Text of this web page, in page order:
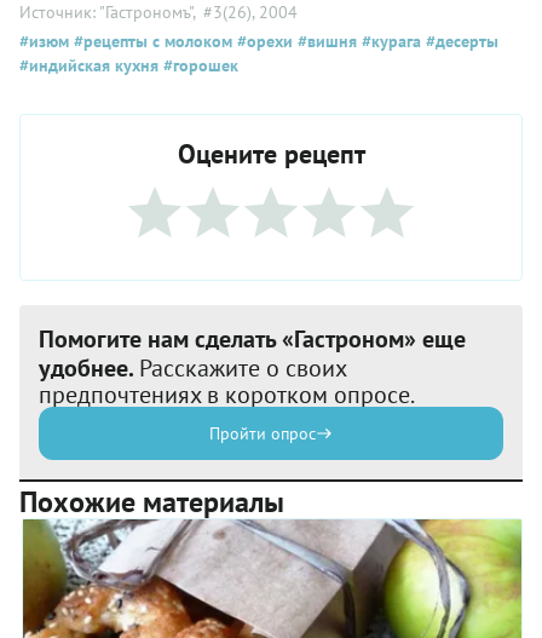
Источник: "Гастрономъ", #3(26), 2004
#изюм #рецепты с молоком #орехи #вишня #курага #десерты
#индийская кухня #горошек
Оцените рецепт
Помогите нам сделать «Гастроном» еще
удобнее. Расскажите о своих
предпочтениях в коротком опросе.
Пройти опрос
Похожие материалы